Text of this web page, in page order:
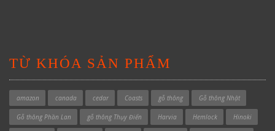
TỪ KHÓA SẢN PHẨM
amazon canada cedar Coasts gỗ thông Gỗ thông Nhật
Gỗ thông Phần Lan gỗ thông Thụy Điển Harvia Hemlock Hinoki